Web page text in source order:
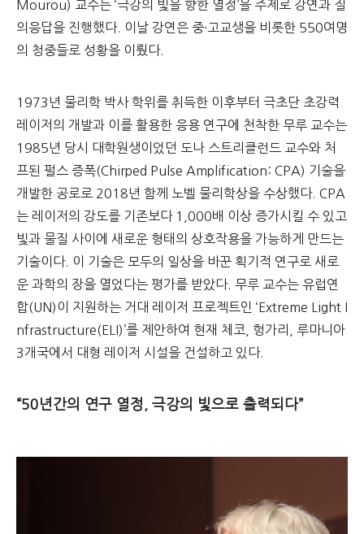
Mourou) 교수는 ‘극강의 빛을 향한 열정’을 주제로 강연과 질
의응답을 진행했다. 이날 강연은 중·고교생을 비롯한 550여명
의 청중들로 성황을 이뤘다.
1973년 물리학 박사 학위를 취득한 이후부터 극초단 초강력
레이저의 개발과 이를 활용한 응용 연구에 천착한 무루 교수는
1985년 당시 대학원생이었던 도나 스트리클런드 교수와 처
프된 펄스 증폭(Chirped Pulse Amplification: CPA) 기술을
개발한 공로로 2018년 함께 노벨 물리학상을 수상했다. CPA
는 레이저의 강도를 기존보다 1,000배 이상 증가시킬 수 있고
빛과 물질 사이에 새로운 형태의 상호작용을 가능하게 만드는
기술이다. 이 기술은 모두의 일상을 바꾼 획기적 연구로 새로
운 과학의 장을 열었다는 평가를 받았다. 무루 교수는 유럽연
합(UN)이 지원하는 거대 레이저 프로젝트인 ‘Extreme Light I
nfrastructure(ELI)’를 제안하여 현재 체코, 헝가리, 루마니아
3개국에서 대형 레이저 시설을 건설하고 있다.
“50년간의 연구 열정, 극강의 빛으로 출력되다”